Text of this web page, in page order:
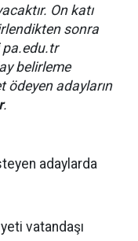
On katı
sonra
pa.edu.tr
belirleme
ödeyen adayların
.
adaylarda
vatandaşı